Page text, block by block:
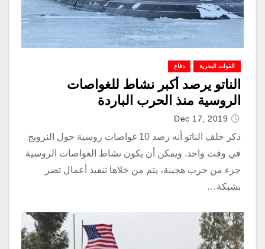
القوات البحرية دفاع
الناتو يرصد أكبر نشاط للغواصات
الروسية منذ الحرب الباردة
Dec 17, 2019
ذكر حلف الناتو أنه رصد 10 غواصات روسية حول النرويج
في وقت واحد. ويمكن أن يكون نشاط الغواصات الروسية
جزء من حرب هجينة، يتم من خلاها تنفيذ أعمال تضر
بشبكة…